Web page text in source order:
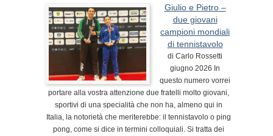
Giulio e Pietro –
due giovani
campioni mondiali
di tennistavolo
di Carlo Rossetti
giugno 2026 In
questo numero vorrei
portare alla vostra attenzione due fratelli molto giovani,
sportivi di una specialità che non ha, almeno qui in
Italia, la notorietà che meriterebbe: il tennistavolo o ping
pong, come si dice in termini colloquiali. Si tratta dei